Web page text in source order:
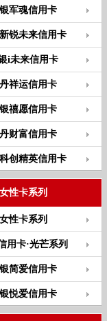
军魂信用卡
锐未来信用卡
i未来信用卡
祥运信用卡
禧愿信用卡
财富信用卡
创精英信用卡
女性卡系列
女性卡系列
用卡·光芒系列
简爱信用卡
悦爱信用卡